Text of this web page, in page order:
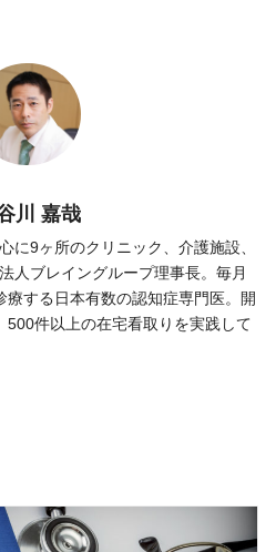
川 嘉哉
に9ヶ所のクリニック、介護施設、
人ブレイングループ理事長。毎月
する日本有数の認知症専門医。開
件以上の在宅看取りを実践して